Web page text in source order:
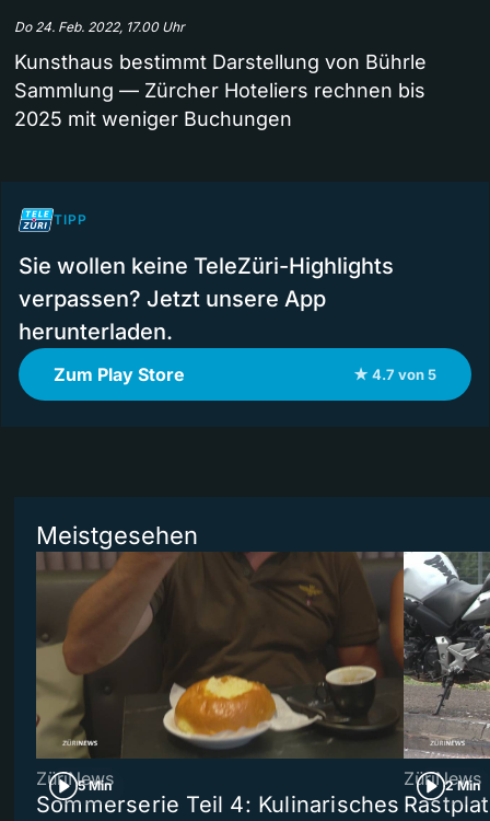
Do 24. Feb. 2022, 17.00 Uhr
Kunsthaus bestimmt Darstellung von Bührle
Sammlung — Zürcher Hoteliers rechnen bis
2025 mit weniger Buchungen
TIPP
Sie wollen keine TeleZüri-Highlights
verpassen? Jetzt unsere App
herunterladen.
Zum Play Store ★ 4.7 von 5
Meistgesehen
5 Min
ZüriNews
Sommerserie Teil 4: Kulinarisches
2 Min
ZüriNews